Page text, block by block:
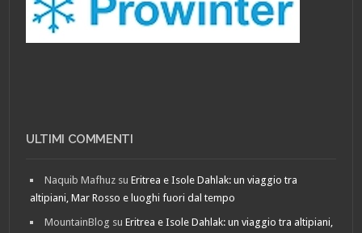
ULTIMI COMMENTI
Naquib Mafhuz suEritrea e Isole Dahlak: un viaggio tra
altipiani, Mar Rosso e luoghi fuori dal tempo
MountainBlog suEritrea e Isole Dahlak: un viaggio tra altipiani,